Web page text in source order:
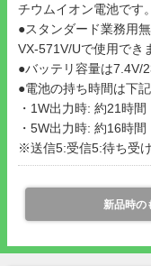
チウムイオン電池です。
●スタンダード業務用
VX-571V/Uで使用でき
●バッテリ容量は7.4V/
●電池の持ち時間は下記
・1W出力時: 約21時間
・5W出力時: 約16時間
※送信5:受信5:待ち受
新品時の